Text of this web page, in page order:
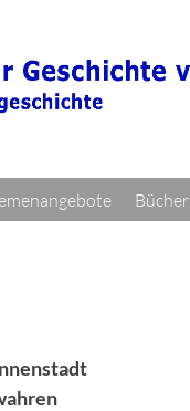
Bücher